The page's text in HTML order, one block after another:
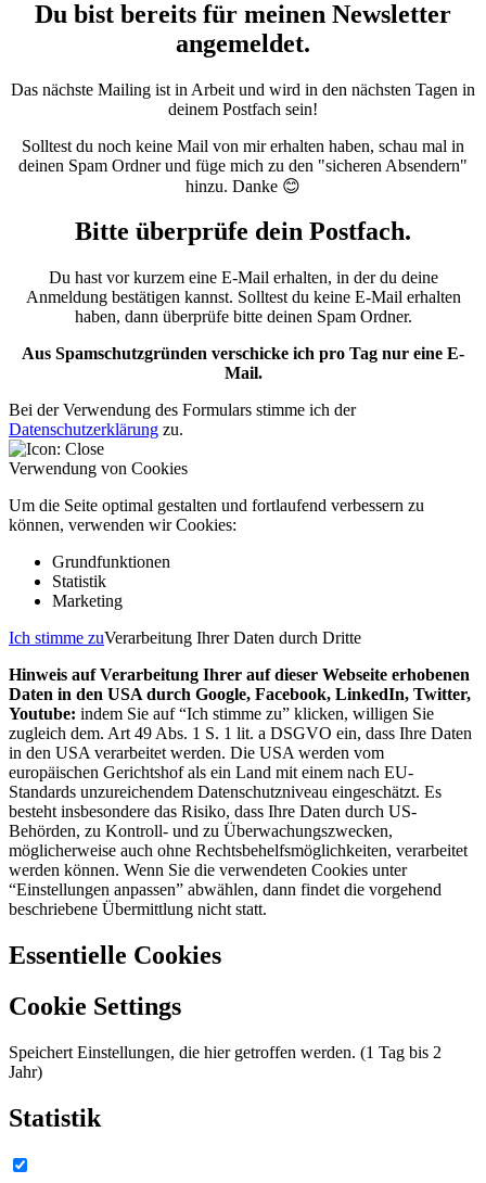
Du bist bereits für meinen Newsletter
angemeldet.
Das nächste Mailing ist in Arbeit und wird in den nächsten Tagen in
deinem Postfach sein!
Solltest du noch keine Mail von mir erhalten haben, schau mal in
deinen Spam Ordner und füge mich zu den "sicheren Absendern"
hinzu. Danke 😊
Bitte überprüfe dein Postfach.
Du hast vor kurzem eine E-Mail erhalten, in der du deine
Anmeldung bestätigen kannst. Solltest du keine E-Mail erhalten
haben, dann überprüfe bitte deinen Spam Ordner.
Aus Spamschutzgründen verschicke ich pro Tag nur eine E-
Mail.
Bei der Verwendung des Formulars stimme ich der
Datenschutzerklärung zu.
Verwendung von Cookies
Um die Seite optimal gestalten und fortlaufend verbessern zu
können, verwenden wir Cookies:
Grundfunktionen
Statistik
Marketing
Ich stimme zuVerarbeitung Ihrer Daten durch Dritte
Hinweis auf Verarbeitung Ihrer auf dieser Webseite erhobenen
Daten in den USA durch Google, Facebook, LinkedIn, Twitter,
Youtube: indem Sie auf “Ich stimme zu” klicken, willigen Sie
zugleich dem. Art 49 Abs. 1 S. 1 lit. a DSGVO ein, dass Ihre Daten
in den USA verarbeitet werden. Die USA werden vom
europäischen Gerichtshof als ein Land mit einem nach EU-
Standards unzureichendem Datenschutzniveau eingeschätzt. Es
besteht insbesondere das Risiko, dass Ihre Daten durch US-
Behörden, zu Kontroll- und zu Überwachungszwecken,
möglicherweise auch ohne Rechtsbehelfsmöglichkeiten, verarbeitet
werden können. Wenn Sie die verwendeten Cookies unter
“Einstellungen anpassen” abwählen, dann findet die vorgehend
beschriebene Übermittlung nicht statt.
Essentielle Cookies
Cookie Settings
Speichert Einstellungen, die hier getroffen werden. (1 Tag bis 2
Jahr)
Statistik